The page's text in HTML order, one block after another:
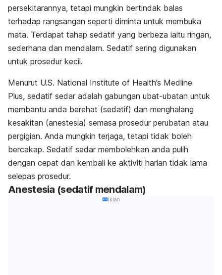
persekitarannya, tetapi mungkin bertindak balas
terhadap rangsangan seperti diminta untuk membuka
mata. Terdapat tahap sedatif yang berbeza iaitu ringan,
sederhana dan mendalam. Sedatif sering digunakan
untuk prosedur kecil.
Menurut U.S. National Institute of Health’s Medline
Plus, sedatif sedar adalah gabungan ubat-ubatan untuk
membantu anda berehat (sedatif) dan menghalang
kesakitan (anestesia) semasa prosedur perubatan atau
pergigian. Anda mungkin terjaga, tetapi tidak boleh
bercakap. Sedatif sedar membolehkan anda pulih
dengan cepat dan kembali ke aktiviti harian tidak lama
selepas prosedur.
Anestesia (sedatif mendalam)
Iklan